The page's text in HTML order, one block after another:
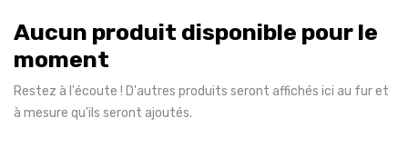
Aucun produit disponible pour le
moment
Restez à l'écoute ! D'autres produits seront affichés ici au fur et
à mesure qu'ils seront ajoutés.